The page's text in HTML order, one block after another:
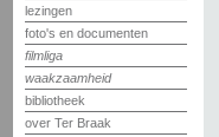
lezingen
foto's en documenten
filmliga
waakzaamheid
bibliotheek
over Ter Braak